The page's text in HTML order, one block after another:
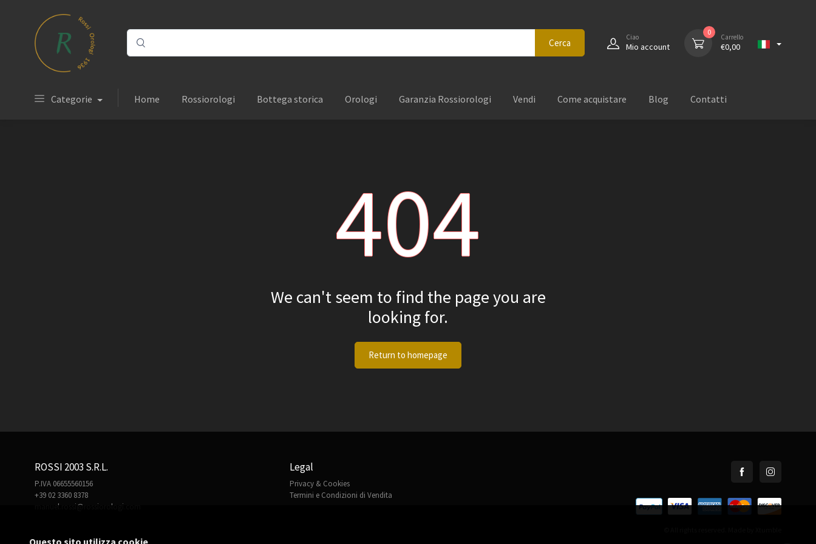
Cerca Ciao
Mio account
0
Carrello
€0,00
Categorie Home Rossiorologi Bottega storica Orologi Garanzia Rossiorologi Vendi Come acquistare Blog Contatti
404
We can't seem to find the page you are
looking for.
Return to homepage
ROSSI 2003 S.R.L.
P.IVA 06655560156
+39 02 3360 8378
manuel.rossi@rossiorologi.com
Legal
Privacy & Cookies
Termini e Condizioni di Vendita
Questo sito utilizza cookie